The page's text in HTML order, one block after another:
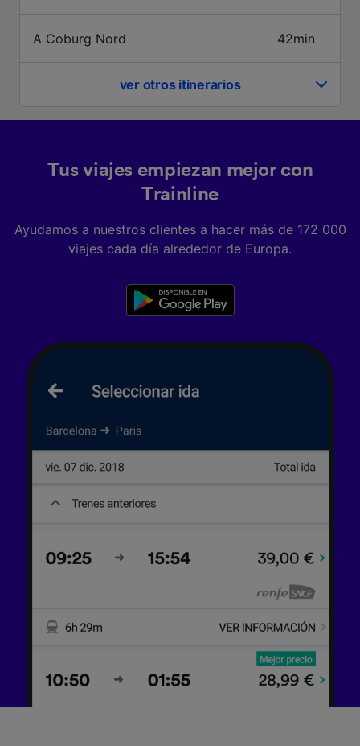
A Coburg Nord 42min
ver otros itinerarios
Tus viajes empiezan mejor con
Trainline
Ayudamos a nuestros clientes a hacer más de 172 000
viajes cada día alrededor de Europa.
precisa. Analizar activamente las
identificación. Almacenar la información en un
dispositivo y/o acceder a ella. Publicidad y
contenido personalizados, medición de
publicidad y contenido, investigación de
audiencia y desarrollo de servicios.